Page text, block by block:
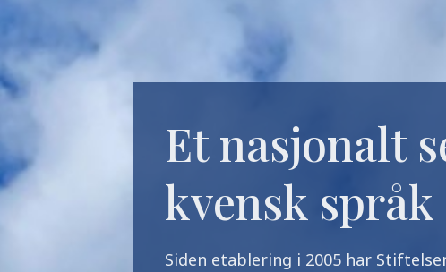
Et nasjonalt
kvensk
Siden etablering i 2005 har